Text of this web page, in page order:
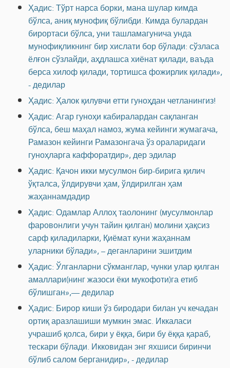
Ҳадис: Тўрт нарса борки, мана шулар кимда
бўлса, аниқ мунофиқ бўлибди. Кимда булардан
бирортаси бўлса, уни ташламагунича унда
мунофиқликнинг бир хислати бор бўлади: сўзласа
ёлғон сўзлайди, аҳдлашса хиёнат қилади, ваъда
берса хилоф қилади, тортишса фожирлик қилади»,
- дедилар
Ҳадис: Ҳалок қилувчи етти гуноҳдан четланингиз!
Ҳадис: Агар гуноҳи кабиралардан сақланган
бўлса, беш маҳал намоз, жума кейинги жумагача,
Рамазон кейинги Рамазонгача ўз ораларидаги
гуноҳларга каффоратдир», дер эдилар
Ҳадис: Қачон икки мусулмон бир-бирига қилич
ўқталса, ўлдирувчи ҳам, ўлдирилган ҳам
жаҳаннамдадир
Ҳадис: Одамлар Аллоҳ таолонинг (мусулмонлар
фаровонлиги учун тайин қилган) молини ҳақсиз
сарф қиладиларки, Қиёмат куни жаҳаннам
уларники бўлади», – деганларини эшитдим
Ҳадис: Ўлганларни сўкманглар, чунки улар қилган
амаллари(нинг жазоси ёки мукофоти)га етиб
бўлишган»,— дедилар
Ҳадис: Бирор киши ўз биродари билан уч кечадан
ортиқ аразлашиши мумкин эмас. Иккаласи
учрашиб қолса, бири у ёққа, бири бу ёққа қараб,
тескари бўлади. Икковидан энг яхшиси биринчи
бўлиб салом берганидир», - дедилар